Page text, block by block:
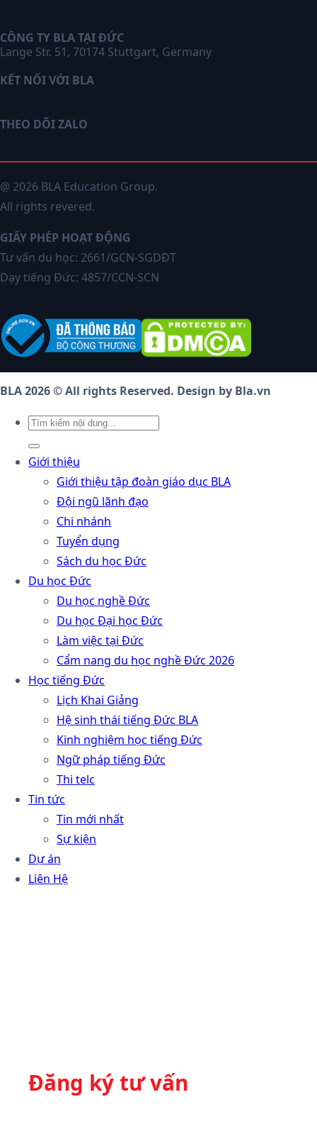
CÔNG TY BLA TẠI ĐỨC
Lange Str. 51, 70174 Stuttgart, Germany
KẾT NỐI VỚI BLA
THEO DÕI ZALO
@ 2026 BLA Education Group.
All rights revered.
GIẤY PHÉP HOẠT ĐỘNG
Tư vấn du học: 2661/GCN-SGDĐT
Dạy tiếng Đức: 4857/CCN-SCN
BLA 2026 © All rights Reserved. Design by Bla.vn
Giới thiệu
Giới thiệu tập đoàn giáo dục BLA
Đội ngũ lãnh đạo
Chi nhánh
Tuyển dụng
Sách du học Đức
Du học Đức
Du học nghề Đức
Du học Đại học Đức
Làm việc tại Đức
Cẩm nang du học nghề Đức 2026
Học tiếng Đức
Lịch Khai Giảng
Hệ sinh thái tiếng Đức BLA
Kinh nghiệm học tiếng Đức
Ngữ pháp tiếng Đức
Thi telc
Tin tức
Tin mới nhất
Sự kiện
Dự án
Liên Hệ
Đăng ký tư vấn